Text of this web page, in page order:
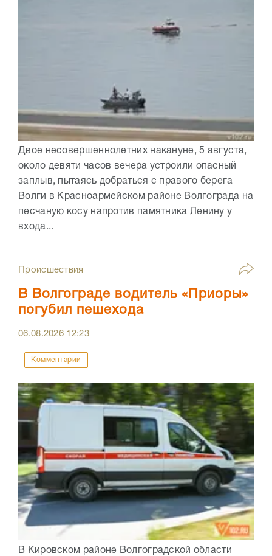
Двое несовершеннолетних накануне, 5 августа,
около девяти часов вечера устроили опасный
заплыв, пытаясь добраться с правого берега
Волги в Красноармейском районе Волгограда на
песчаную косу напротив памятника Ленину у
входа...
Происшествия
В Волгограде водитель «Приоры»
погубил пешехода
06.08.2026 12:23
Комментарии
В Кировском районе Волгоградской области